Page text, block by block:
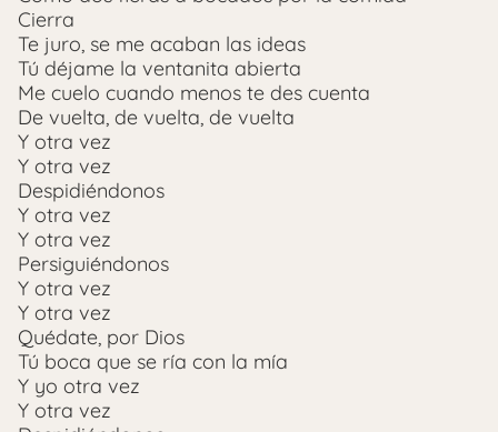
Cierra
Te juro, se me acaban las ideas
Tú déjame la ventanita abierta
Me cuelo cuando menos te des cuenta
De vuelta, de vuelta, de vuelta
Y otra vez
Y otra vez
Despidiéndonos
Y otra vez
Y otra vez
Persiguiéndonos
Y otra vez
Y otra vez
Quédate, por Dios
Tú boca que se ría con la mía
Y yo otra vez
Y otra vez